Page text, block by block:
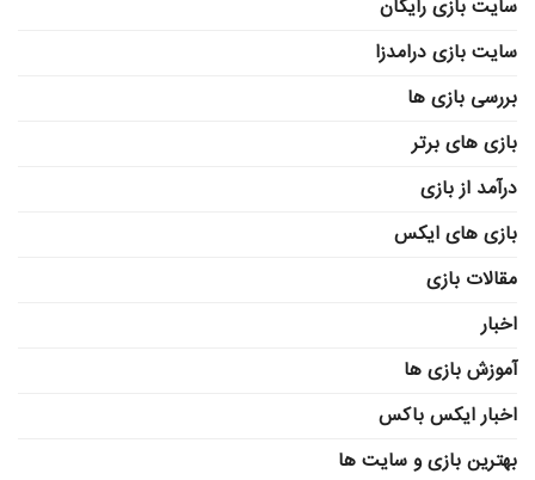
سایت بازی رایگان
سایت بازی درامدزا
بررسی بازی ها
بازی های برتر
درآمد از بازی
بازی های ایکس
مقالات بازی
اخبار
آموزش بازی ها
اخبار ایکس باکس
بهترین بازی و سایت ها